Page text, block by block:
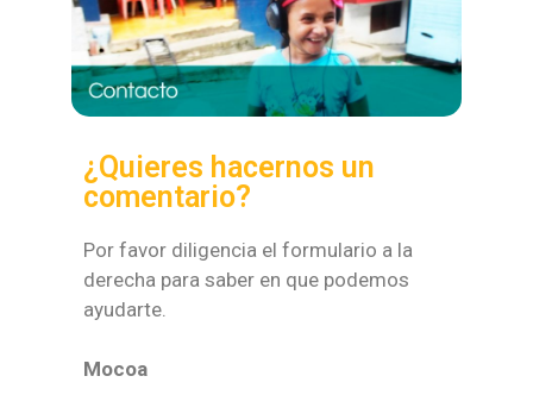
¿Quieres hacernos un
comentario?
Por favor diligencia el formulario a la
derecha para saber en que podemos
ayudarte.
Mocoa